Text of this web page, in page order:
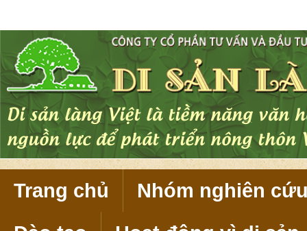
Di sản làng Việt là tiềm năng văn
nguồn lực để phát triển nông thôn
Trang chủ
Nhóm nghiên